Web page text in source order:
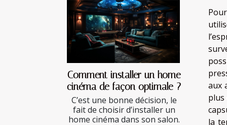
Comment installer un home
cinéma de façon optimale ?
C’est une bonne décision, le
fait de choisir d’installer un
home cinéma dans son salon.
aux
plus
la